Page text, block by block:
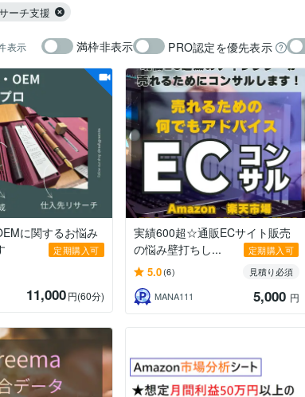
ーチ支援
表示 満枠非表示 PRO認定を優先表示
に関するお悩み
定期購入可
11,000円(60分)
実績600超☆通販ECサイト販売
の悩み壁打ちし...
定期購入可
5.0(6)
見積り必須
MANA111
5,000 円